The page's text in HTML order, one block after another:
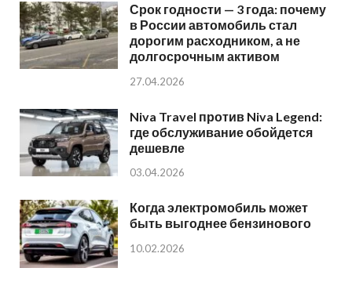
Срок годности — 3 года: почему
в России автомобиль стал
дорогим расходником, а не
долгосрочным активом
27.04.2026
Niva Travel против Niva Legend:
где обслуживание обойдется
дешевле
03.04.2026
Когда электромобиль может
быть выгоднее бензинового
10.02.2026